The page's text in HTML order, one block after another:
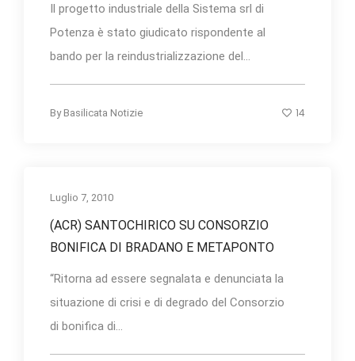
Il progetto industriale della Sistema srl di
Potenza è stato giudicato rispondente al
bando per la reindustrializzazione del...
By Basilicata Notizie 14
Luglio 7, 2010
(ACR) SANTOCHIRICO SU CONSORZIO
BONIFICA DI BRADANO E METAPONTO
“Ritorna ad essere segnalata e denunciata la
situazione di crisi e di degrado del Consorzio
di bonifica di...